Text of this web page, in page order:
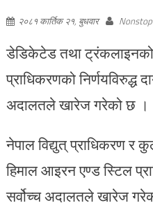
२०८१ कार्तिक २१, बुधवार
डेडिकेटेड तथा ट्रंकलाइनको
प्राधिकरणको निर्णयविरुद्ध
अदालतले खारेज गरेको छ ।
नेपाल विद्युत् प्राधिकरण र
हिमाल आइरन एण्ड स्टिल
सर्वोच्च अदालतले खारेज